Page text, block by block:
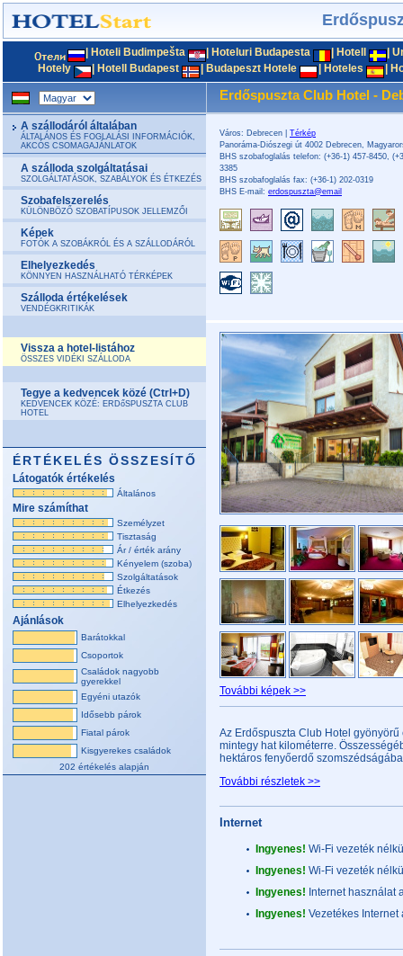
Hoteli Budimpešta Hoteluri Budapesta Hotell
Hotely
Hotell Budapest Budapeszt Hotele Hoteles
Erdőspuszta Club Hotel -
A szállodáról általában
ÁLTALÁNOS ÉS FOGLALÁSI INFORMÁCIÓK,
AKCÓS CSOMAGAJÁNLATOK
A szálloda szolgáltatásai
SZOLGÁLTATÁSOK, SZABÁLYOK ÉS ÉTKEZÉS
Szobafelszerelés
KÜLÖNBÖZŐ SZOBATÍPUSOK JELLEMZŐI
Képek
FOTÓK A SZOBÁKRÓL ÉS A SZÁLLODÁRÓL
Elhelyezkedés
KÖNNYEN HASZNÁLHATÓ TÉRKÉPEK
Szálloda értékelések
VENDÉGKRITIKÁK
Vissza a hotel-listához
ÖSSZES VIDÉKI SZÁLLODA
Tegye a kedvencek közé (Ctrl+D)
KEDVENCEK KÖZÉ: ERDőSPUSZTA CLUB
HOTEL
ÉRTÉKELÉS ÖSSZESÍTŐ
Látogatók értékelés
Általános
Mire számíthat
Személyzet
Tisztaság
Ár / érték arány
Kényelem (szoba)
Szolgáltatások
Étkezés
Elhelyezkedés
Ajánlások
Barátokkal
Csoportok
Családok nagyobb
gyerekkel
Egyéni utazók
Idősebb párok
Fiatal párok
Kisgyerekes családok
202 értékelés alapján
Város: Debrecen | Térkép
Panoráma-Diószegi út 4002 Debrecen,
BHS szobafoglalás telefon: (+36-1) 457-8450,
3385
BHS szobafoglalás fax: (+36-1) 202-0319
BHS E-mail: erdospuszta@email
További képek >>
Az Erdőspuszta Club Hotel
mintegy hat kilométerre.
hektáros fenyőerdő
További részletek >>
Internet
Ingyenes! Wi-Fi vezeték
Ingyenes! Wi-Fi vezeték
Ingyenes! Internet használat
Ingyenes! Vezetékes